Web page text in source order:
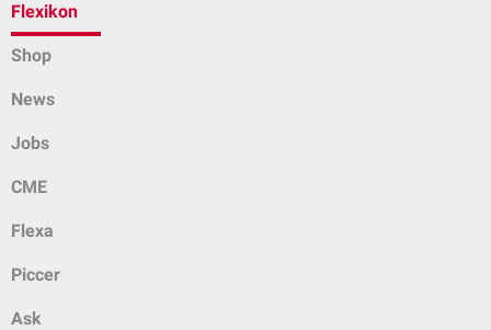
Flexikon
Shop
News
Jobs
CME
Flexa
Piccer
Ask